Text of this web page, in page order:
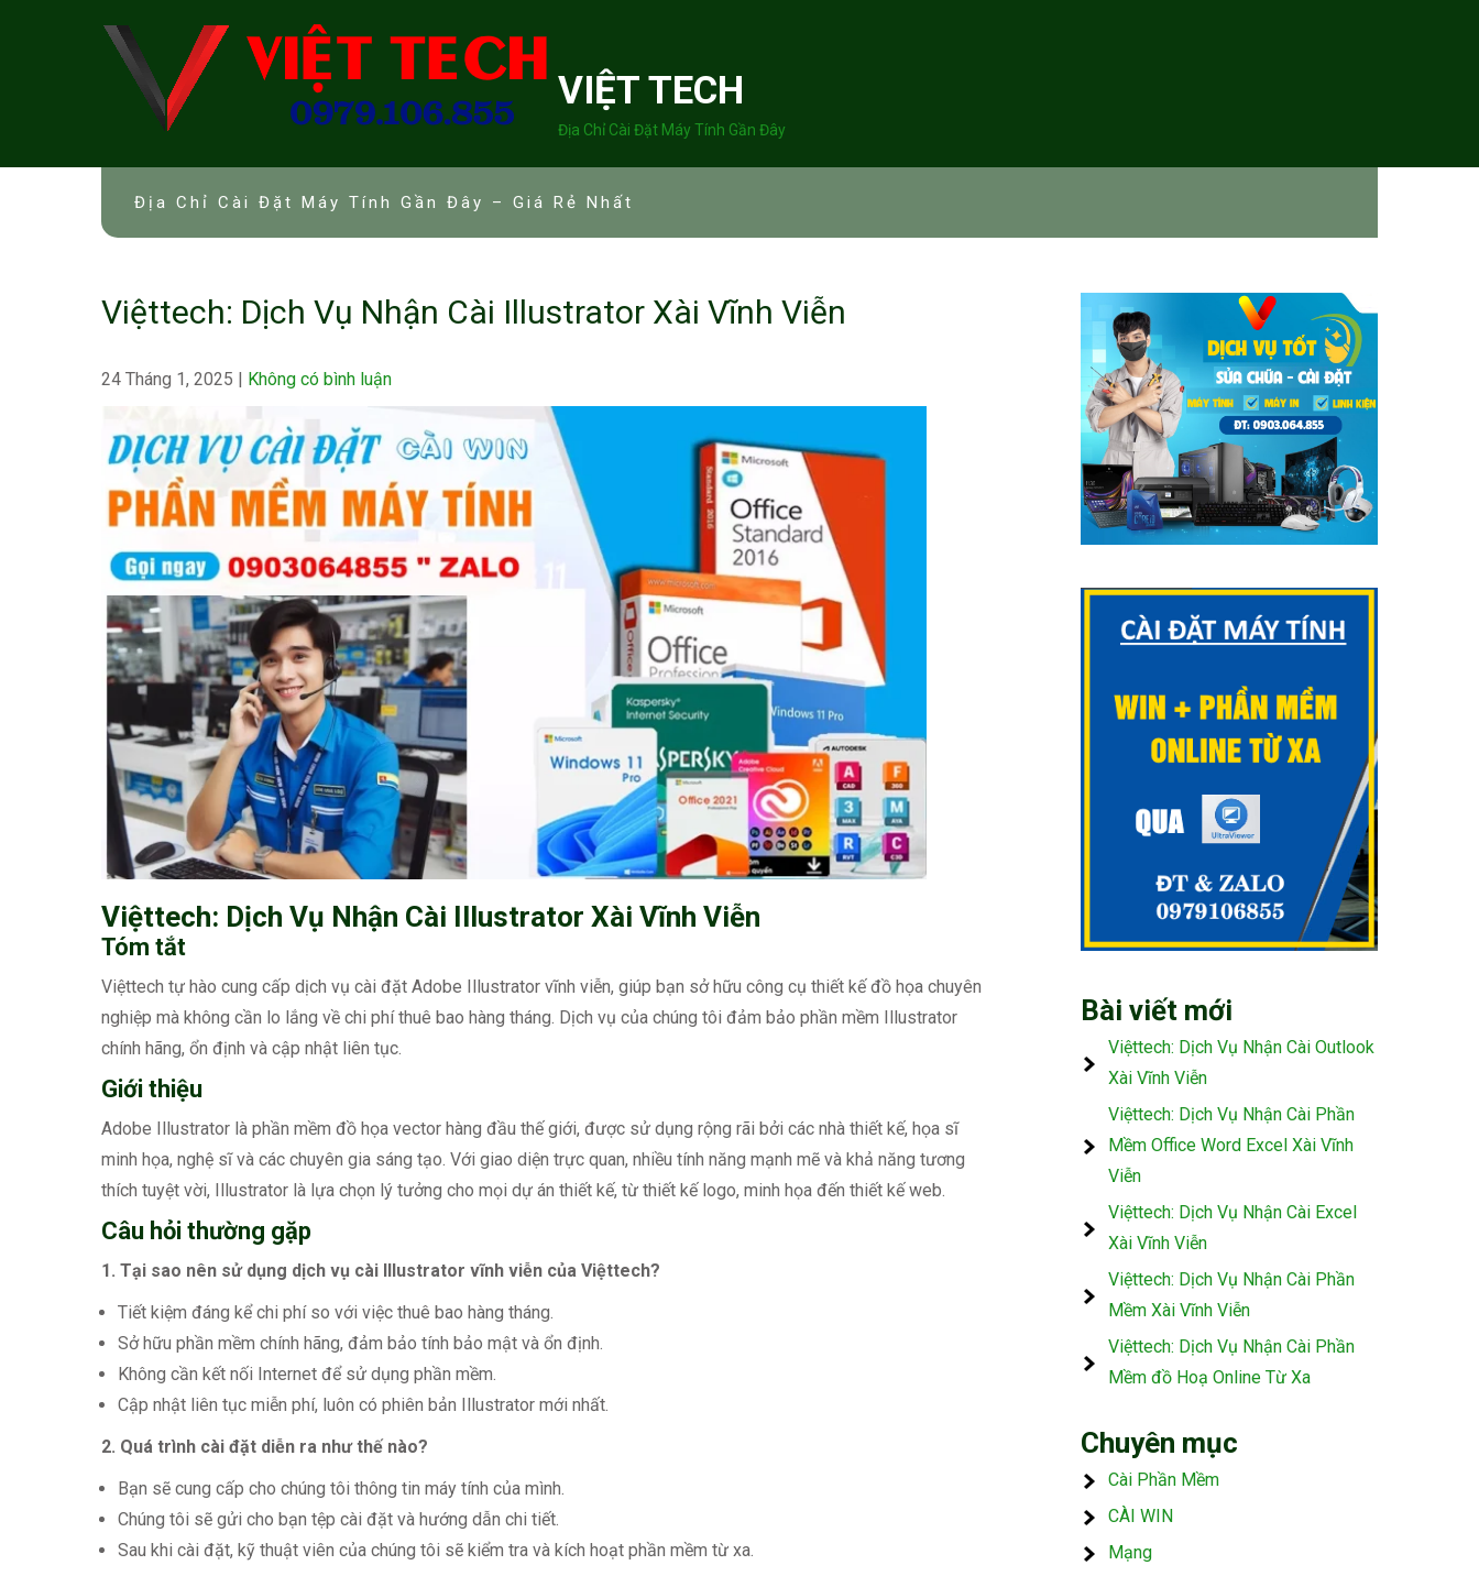
VIỆT TECH
Địa Chỉ Cài Đặt Máy Tính Gần Đây
Địa Chỉ Cài Đặt Máy Tính Gần Đây – Giá Rẻ Nhất
Việttech: Dịch Vụ Nhận Cài Illustrator Xài Vĩnh Viễn
24 Tháng 1, 2025 | Không có bình luận
Việttech: Dịch Vụ Nhận Cài Illustrator Xài Vĩnh Viễn
Tóm tắt
Việttech tự hào cung cấp dịch vụ cài đặt Adobe Illustrator vĩnh viễn, giúp bạn sở hữu công cụ thiết kế đồ họa chuyên
nghiệp mà không cần lo lắng về chi phí thuê bao hàng tháng. Dịch vụ của chúng tôi đảm bảo phần mềm Illustrator
chính hãng, ổn định và cập nhật liên tục.
Giới thiệu
Adobe Illustrator là phần mềm đồ họa vector hàng đầu thế giới, được sử dụng rộng rãi bởi các nhà thiết kế, họa sĩ
minh họa, nghệ sĩ và các chuyên gia sáng tạo. Với giao diện trực quan, nhiều tính năng mạnh mẽ và khả năng tương
thích tuyệt vời, Illustrator là lựa chọn lý tưởng cho mọi dự án thiết kế, từ thiết kế logo, minh họa đến thiết kế web.
Câu hỏi thường gặp
1. Tại sao nên sử dụng dịch vụ cài Illustrator vĩnh viễn của Việttech?
Tiết kiệm đáng kể chi phí so với việc thuê bao hàng tháng.
Sở hữu phần mềm chính hãng, đảm bảo tính bảo mật và ổn định.
Không cần kết nối Internet để sử dụng phần mềm.
Cập nhật liên tục miễn phí, luôn có phiên bản Illustrator mới nhất.
2. Quá trình cài đặt diễn ra như thế nào?
Bạn sẽ cung cấp cho chúng tôi thông tin máy tính của mình.
Chúng tôi sẽ gửi cho bạn tệp cài đặt và hướng dẫn chi tiết.
Sau khi cài đặt, kỹ thuật viên của chúng tôi sẽ kiểm tra và kích hoạt phần mềm từ xa.
Bài viết mới
Việttech: Dịch Vụ Nhận Cài Outlook
Xài Vĩnh Viễn
Việttech: Dịch Vụ Nhận Cài Phần
Mềm Office Word Excel Xài Vĩnh
Viễn
Việttech: Dịch Vụ Nhận Cài Excel
Xài Vĩnh Viễn
Việttech: Dịch Vụ Nhận Cài Phần
Mềm Xài Vĩnh Viễn
Việttech: Dịch Vụ Nhận Cài Phần
Mềm đồ Hoạ Online Từ Xa
Chuyên mục
Cài Phần Mềm
CÀI WIN
Mạng